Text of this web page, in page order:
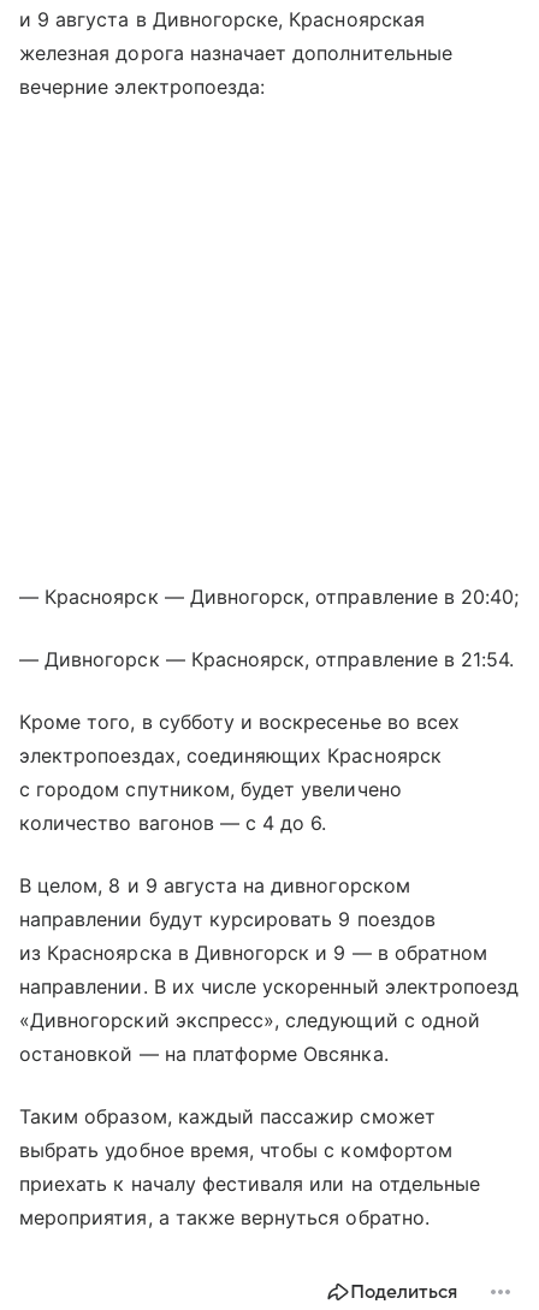
и 9 августа в Дивногорске, Красноярская
железная дорога назначает дополнительные
вечерние электропоезда:
— Красноярск — Дивногорск, отправление в 20:40;
— Дивногорск — Красноярск, отправление в 21:54.
Кроме того, в субботу и воскресенье во всех
электропоездах, соединяющих Красноярск
с городом спутником, будет увеличено
количество вагонов — с 4 до 6.
В целом, 8 и 9 августа на дивногорском
направлении будут курсировать 9 поездов
из Красноярска в Дивногорск и 9 — в обратном
направлении. В их числе ускоренный электропоезд
«Дивногорский экспресс», следующий с одной
остановкой — на платформе Овсянка.
Таким образом, каждый пассажир сможет
выбрать удобное время, чтобы с комфортом
приехать к началу фестиваля или на отдельные
мероприятия, а также вернуться обратно.
Поделиться